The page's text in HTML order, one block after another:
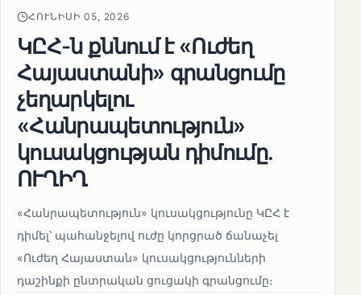
ՀՈՒՆԻՍԻ 05, 2026
ԿԸՀ-ն քննում է «Ուժեղ
Հայաստանի» գրանցումը
չեղարկելու
«Հանրապետություն»
կուսակցության դիմումը.
ՈՒՂԻՂ
«Հանրապետություն» կուսակցությունը ԿԸՀ է
դիմել՝ պահանջելով ուժը կորցրած ճանաչել
«Ուժեղ Հայաստան» կուսակցությունների
դաշինքի ընտրական ցուցակի գրանցումը։